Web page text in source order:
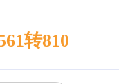
转810